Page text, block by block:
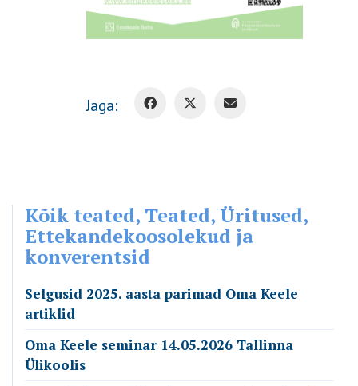
Jaga:
Kõik teated, Teated, Üritused,
Ettekandekoosolekud ja
konverentsid
Selgusid 2025. aasta parimad Oma Keele
artiklid
Oma Keele seminar 14.05.2026 Tallinna
Ülikoolis